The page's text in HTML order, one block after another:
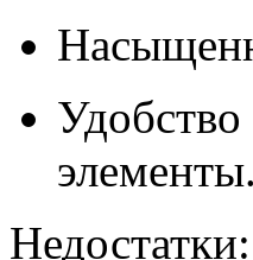
элементы.
Недостатки: